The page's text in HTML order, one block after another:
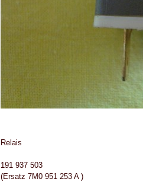
Relais
191 937 503
(Ersatz 7M0 951 253 A )